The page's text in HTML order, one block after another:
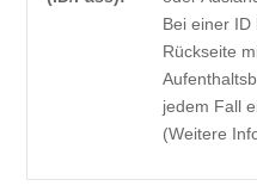
Bei einer ID
Rückseite
jedem Fall
(Weitere